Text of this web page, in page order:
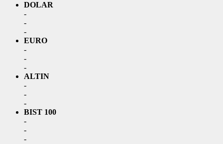
DOLAR
-
-
-
EURO
-
-
-
ALTIN
-
-
-
BIST 100
-
-
-